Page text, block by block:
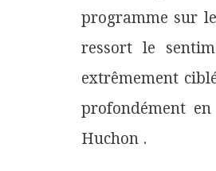
programme sur
ressort le
extrêmement
profondément
Huchon .